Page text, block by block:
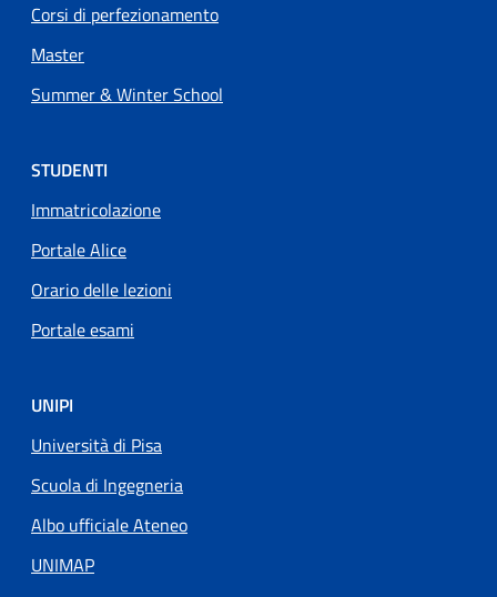
Corsi di perfezionamento
Master
Summer & Winter School
STUDENTI
Immatricolazione
Portale Alice
Orario delle lezioni
Portale esami
UNIPI
Università di Pisa
Scuola di Ingegneria
Albo ufficiale Ateneo
UNIMAP